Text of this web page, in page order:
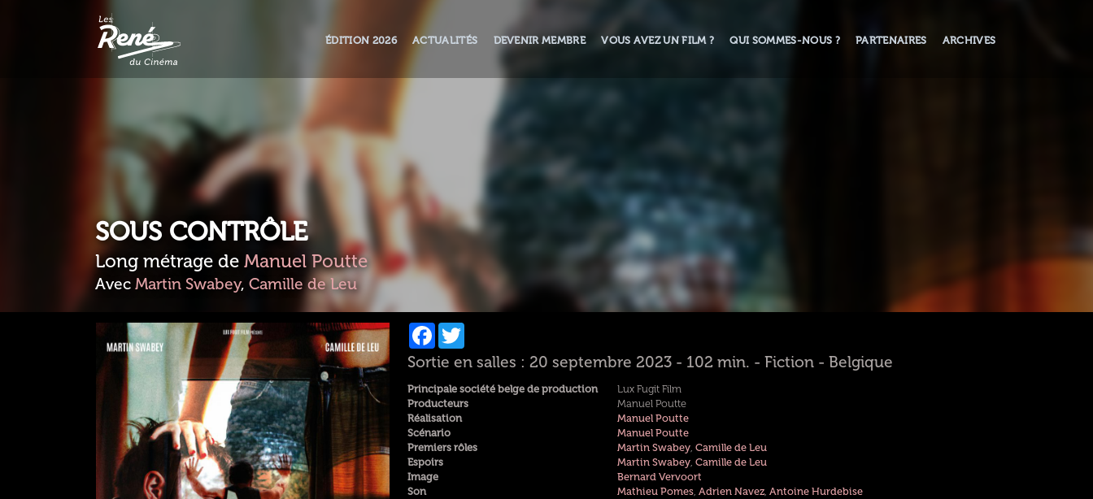
ÉDITION 2026 ACTUALITÉS DEVENIR MEMBRE VOUS AVEZ UN FILM ? QUI SOMMES-NOUS ? PARTENAIRES ARCHIVES
SOUS CONTRÔLE
Long métrage de Manuel Poutte
Avec Martin Swabey, Camille de Leu
Facebook
Sortie en salles : 20 septembre 2023 - 102 min. - Fiction - Belgique
Principale société belge de production
Lux Fugit Film
Producteurs
Manuel Poutte
Réalisation
Manuel Poutte
Scénario
Manuel Poutte
Premiers rôles
Martin Swabey, Camille de Leu
Espoirs
Martin Swabey, Camille de Leu
Image
Bernard Vervoort
Son
Mathieu Pomes, Adrien Navez, Antoine Hurdebise